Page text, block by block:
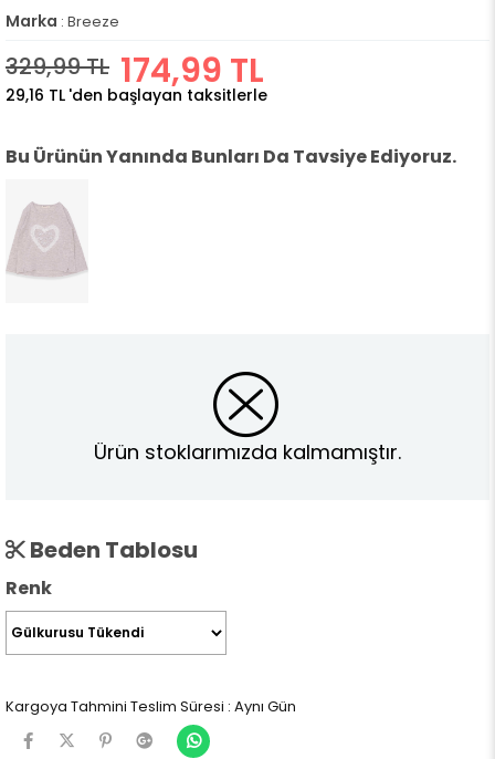
Marka : Breeze
329,99 TL 174,99 TL
29,16 TL 'den başlayan taksitlerle
Bu Ürünün Yanında Bunları Da Tavsiye Ediyoruz.
Ürün stoklarımızda kalmamıştır.
Beden Tablosu
Renk
Kargoya Tahmini Teslim Süresi : Aynı Gün